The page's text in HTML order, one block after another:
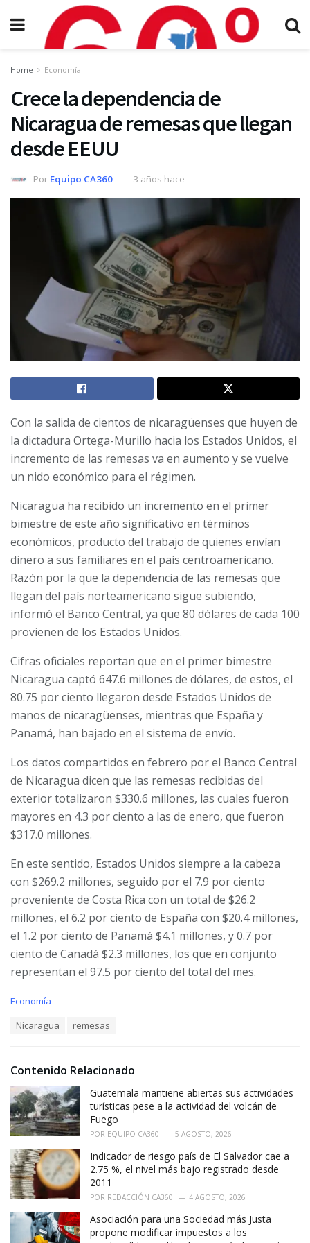
Home Economía
Crece la dependencia de
Nicaragua de remesas que llegan
desde EEUU
Por Equipo CA360 3 años hace
Con la salida de cientos de nicaragüenses que huyen de
la dictadura Ortega-Murillo hacia los Estados Unidos, el
incremento de las remesas va en aumento y se vuelve
un nido económico para el régimen.
Nicaragua ha recibido un incremento en el primer
bimestre de este año significativo en términos
económicos, producto del trabajo de quienes envían
dinero a sus familiares en el país centroamericano.
Razón por la que la dependencia de las remesas que
llegan del país norteamericano sigue subiendo,
informó el Banco Central, ya que 80 dólares de cada 100
provienen de los Estados Unidos.
Cifras oficiales reportan que en el primer bimestre
Nicaragua captó 647.6 millones de dólares, de estos, el
80.75 por ciento llegaron desde Estados Unidos de
manos de nicaragüenses, mientras que España y
Panamá, han bajado en el sistema de envío.
Los datos compartidos en febrero por el Banco Central
de Nicaragua dicen que las remesas recibidas del
exterior totalizaron $330.6 millones, las cuales fueron
mayores en 4.3 por ciento a las de enero, que fueron
$317.0 millones.
En este sentido, Estados Unidos siempre a la cabeza
con $269.2 millones, seguido por el 7.9 por ciento
proveniente de Costa Rica con un total de $26.2
millones, el 6.2 por ciento de España con $20.4 millones,
el 1.2 por ciento de Panamá $4.1 millones, y 0.7 por
ciento de Canadá $2.3 millones, los que en conjunto
representan el 97.5 por ciento del total del mes.
C
r
i
e
s
:
Economía
:
Nicaragua remesas
Contenido Relacionado
Guatemala mantiene abiertas sus actividades
turísticas pese a la actividad del volcán de
Fuego
POR EQUIPO CA360 5 AGOSTO, 2026
Indicador de riesgo país de El Salvador cae a
2.75 %, el nivel más bajo registrado desde
2011
POR REDACCIÓN CA360 4 AGOSTO, 2026
Asociación para una Sociedad más Justa
propone modificar impuestos a los